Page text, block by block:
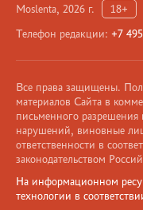
Moslenta, 2026 г.
18+
Телефон редакции: +7
Все права защищены.
материалов Сайта в
письменного разрешения
нарушений, виновные
ответственности в
законодательством
На информационном
технологии в